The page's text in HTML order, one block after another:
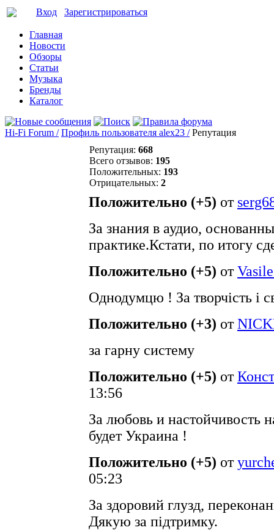
Вход Зарегистрироваться
Главная
Новости
Обзоры
Статьи
Музыка
Бренды
Каталог
Hi-Fi Forum / Профиль пользователя alex23 / Репутация
Репутация: 668
Всего отзывов: 195
Положительных: 193
Отрицательных: 2
Положительно (+5) от
За знания в аудио,
практике.Кстати, по итогу
Положительно (+5) от
Однодумцю ! За творчість і
Положительно (+3) от
за гарну систему
Положительно (+5) от
13:56
За любовь и настойчивость
будет Украина !
Положительно (+5) от
05:23
За здоровий глузд,
Дякую за підтримку.